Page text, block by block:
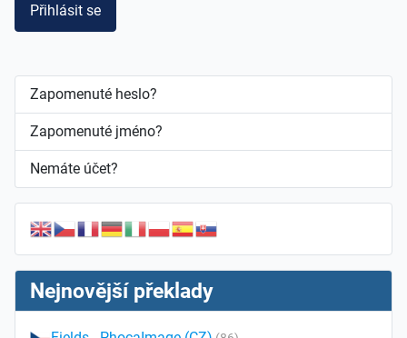
Přihlásit se
Zapomenuté heslo?
Zapomenuté jméno?
Nemáte účet?
Nejnovější překlady